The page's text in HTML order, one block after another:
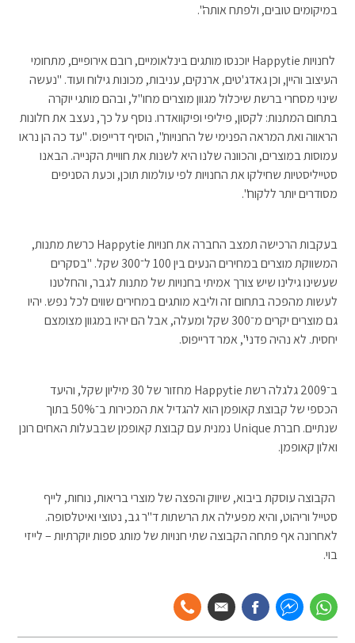
במיקומים טובים, ולפתח אותה".
לחנויות Happytie יוכנסו מותגים בינלאומיים, רובם אירופיים, מתחומי
העיצוב והיין, וכן גאדג'טים, ארנקים, עניבות, מכונות גילוח ועוד. "נעשה
שינוי מסחרי ברשת שיכלול מגוון מוצרים מחו"ל, ובהם מותגי יוקרה
בתחום המתנות: לקסון, פיליפי ופיקוואדרו. נוסף על כך, נעצב את חלונות
הראווה ואת המראה הפנימי של החנויות", הוסיף דרייפוס. "עד כה הן נראו
עמוסות במוצרים, והכוונה שלנו היא לשנות את חוויית הקנייה. הבאנו
סטייליסטיות שחילקו את החנויות לפי עולמות תוכן, וכעת הסניפים
מסודרים יותר ללקוח".
בעקבות הרכישה תמצב החברה את חנויות Happytie כרשת מתנות,
המשווקת מוצרים במחירים הנעים בין 100 ל־300 שקל. "בסקרים
שעשינו גילינו שיש צורך אמיתי בחנויות של מתנות לגבר, והחלטנו
לעשות מהפכה בתחום זה וליבא מותגים במחירים שווים לכל נפש. יהיו
גם מוצרים יקרים מ־300 שקל ומעלה, אבל הם יהיו במגוון מצומצם
יחסית. לא נהיה פדני", אמר דרייפוס.
ב־2009 גלגלה רשת Happytie מחזור של 30 מיליון שקל, והיעד
הכספי של קבוצת קאופמן הוא להגדיל את המכירות ב־50% בתוך
שנתיים. חברת Unique נמנית עם קבוצת קאופמן שבבעלות האחים רונן
ואלון קאופמן.
הקבוצה עוסקת ביבוא, שיווק והפצה של מוצרי בריאות, נוחות, לייף
סטייל וריהוט, והיא מפעילה את הרשתות ד"ר גב, נטוצי ואיטלסופה.
לאחרונה אף פתחה הקבוצה שתי חנויות של מותג ספות יוקרתיות – לייזי
בוי.